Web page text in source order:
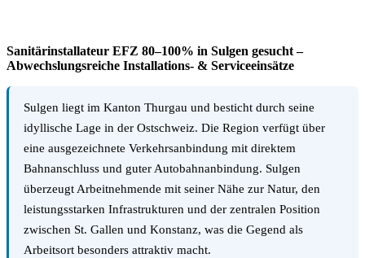
Sanitärinstallateur EFZ 80–100% in Sulgen gesucht –
Abwechslungsreiche Installations- & Serviceeinsätze
Sulgen liegt im Kanton Thurgau und besticht durch seine
idyllische Lage in der Ostschweiz. Die Region verfügt über
eine ausgezeichnete Verkehrsanbindung mit direktem
Bahnanschluss und guter Autobahnanbindung. Sulgen
überzeugt Arbeitnehmende mit seiner Nähe zur Natur, den
leistungsstarken Infrastrukturen und der zentralen Position
zwischen St. Gallen und Konstanz, was die Gegend als
Arbeitsort besonders attraktiv macht.